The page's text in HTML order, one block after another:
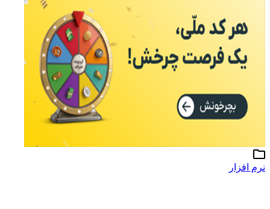
نرم افزار